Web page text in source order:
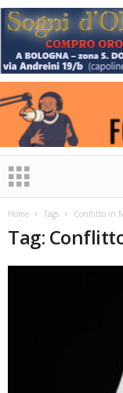
Home Tags Conflitto in
Tag: